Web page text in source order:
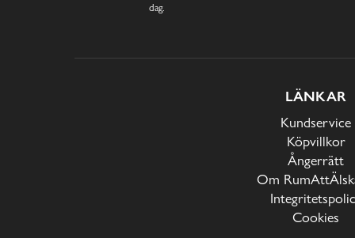
dag.
LÄNKAR
Kundservice
Köpvillkor
Ångerrätt
Om
Cookies